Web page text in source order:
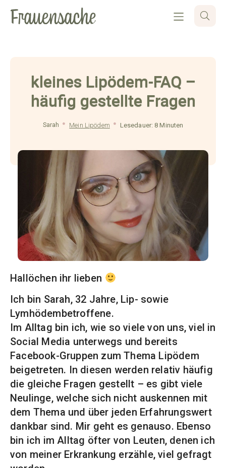
kleines Lipödem-FAQ –
häufig gestellte Fragen
Sarah Mein Lipödem Lesedauer: 8 Minuten
Hallöchen ihr lieben
Ich bin Sarah, 32 Jahre, Lip- sowie
Lymhödembetroffene.
Im Alltag bin ich, wie so viele von uns, viel in
Social Media unterwegs und bereits
Facebook-Gruppen zum Thema Lipödem
beigetreten. In diesen werden relativ häufig
die gleiche Fragen gestellt – es gibt viele
Neulinge, welche sich nicht auskennen mit
dem Thema und über jeden Erfahrungswert
dankbar sind. Mir geht es genauso. Ebenso
bin ich im Alltag öfter von Leuten, denen ich
von meiner Erkrankung erzähle, viel gefragt